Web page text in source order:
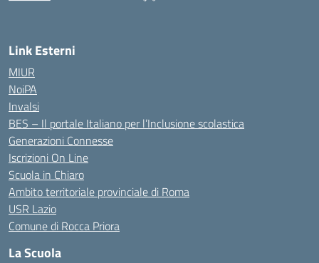
Link Esterni
MIUR
NoiPA
Invalsi
BES – Il portale Italiano per l’Inclusione scolastica
Generazioni Connesse
Iscrizioni On Line
Scuola in Chiaro
Ambito territoriale provinciale di Roma
USR Lazio
Comune di Rocca Priora
La Scuola